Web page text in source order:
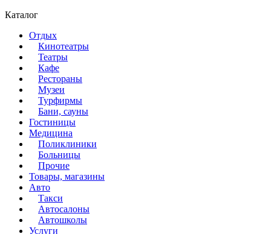
Каталог
Отдых
Кинотеатры
Театры
Кафе
Рестораны
Музеи
Турфирмы
Бани, сауны
Гостиницы
Медицина
Поликлиники
Больницы
Прочие
Товары, магазины
Авто
Такси
Автосалоны
Автошколы
Услуги